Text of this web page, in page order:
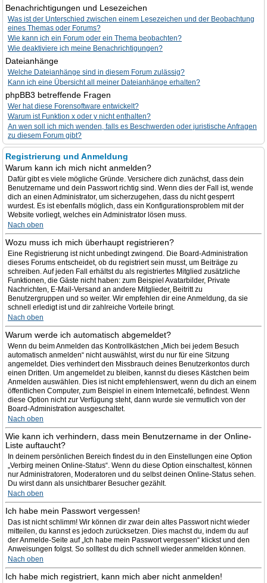
Benachrichtigungen und Lesezeichen
Was ist der Unterschied zwischen einem Lesezeichen und der Beobachtung
eines Themas oder Forums?
Wie kann ich ein Forum oder ein Thema beobachten?
Wie deaktiviere ich meine Benachrichtigungen?
Dateianhänge
Welche Dateianhänge sind in diesem Forum zulässig?
Kann ich eine Übersicht all meiner Dateianhänge erhalten?
phpBB3 betreffende Fragen
Wer hat diese Forensoftware entwickelt?
Warum ist Funktion x oder y nicht enthalten?
An wen soll ich mich wenden, falls es Beschwerden oder juristische Anfragen
zu diesem Forum gibt?
Registrierung und Anmeldung
Warum kann ich mich nicht anmelden?
Dafür gibt es viele mögliche Gründe. Versichere dich zunächst, dass dein
Benutzername und dein Passwort richtig sind. Wenn dies der Fall ist, wende
dich an einen Administrator, um sicherzugehen, dass du nicht gesperrt
wurdest. Es ist ebenfalls möglich, dass ein Konfigurationsproblem mit der
Website vorliegt, welches ein Administrator lösen muss.
Nach oben
Wozu muss ich mich überhaupt registrieren?
Eine Registrierung ist nicht unbedingt zwingend. Die Board-Administration
dieses Forums entscheidet, ob du registriert sein musst, um Beiträge zu
schreiben. Auf jeden Fall erhältst du als registriertes Mitglied zusätzliche
Funktionen, die Gäste nicht haben: zum Beispiel Avatarbilder, Private
Nachrichten, E-Mail-Versand an andere Mitglieder, Beitritt zu
Benutzergruppen und so weiter. Wir empfehlen dir eine Anmeldung, da sie
schnell erledigt ist und dir zahlreiche Vorteile bringt.
Nach oben
Warum werde ich automatisch abgemeldet?
Wenn du beim Anmelden das Kontrollkästchen „Mich bei jedem Besuch
automatisch anmelden“ nicht auswählst, wirst du nur für eine Sitzung
angemeldet. Dies verhindert den Missbrauch deines Benutzerkontos durch
einen Dritten. Um angemeldet zu bleiben, kannst du dieses Kästchen beim
Anmelden auswählen. Dies ist nicht empfehlenswert, wenn du dich an einem
öffentlichen Computer, zum Beispiel in einem Internetcafé, befindest. Wenn
diese Option nicht zur Verfügung steht, dann wurde sie vermutlich von der
Board-Administration ausgeschaltet.
Nach oben
Wie kann ich verhindern, dass mein Benutzername in der Online-
Liste auftaucht?
In deinem persönlichen Bereich findest du in den Einstellungen eine Option
„Verbirg meinen Online-Status“. Wenn du diese Option einschaltest, können
nur Administratoren, Moderatoren und du selbst deinen Online-Status sehen.
Du wirst dann als unsichtbarer Besucher gezählt.
Nach oben
Ich habe mein Passwort vergessen!
Das ist nicht schlimm! Wir können dir zwar dein altes Passwort nicht wieder
mitteilen, du kannst es jedoch zurücksetzen. Dies machst du, indem du auf
der Anmelde-Seite auf „Ich habe mein Passwort vergessen“ klickst und den
Anweisungen folgst. So solltest du dich schnell wieder anmelden können.
Nach oben
Ich habe mich registriert, kann mich aber nicht anmelden!